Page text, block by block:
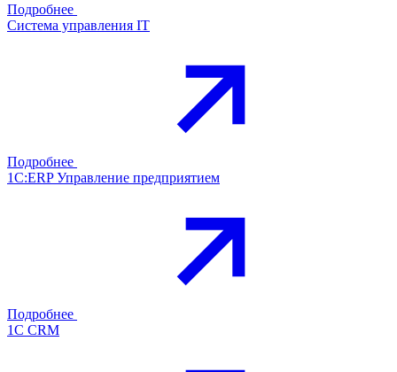
Подробнее
Система управления IT
Подробнее
1С:ERP Управление предприятием
Подробнее
1С CRM